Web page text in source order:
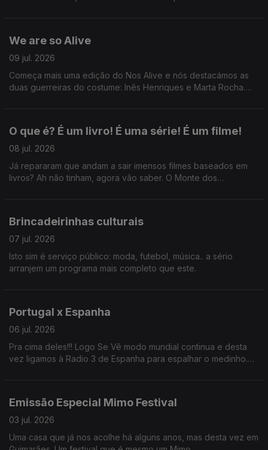
We are so Alive
09 jul. 2026
Começa mais uma edição do Nos Alive e nós destacámos as
duas guerreiras do costume: Inês Henriques e Marta Rocha.
O que é? É um livro! É uma série! É um filme!
08 jul. 2026
Já repararam que andam a sair imensos filmes baseados em
livros? Ah não tinham, agora vão saber. O Monte dos
Brincadeirinhas culturais
07 jul. 2026
Isto sim é serviço público: moda, futebol, música.. a sério
arranjem um programa mais completo que este.
Portugal x Espanha
06 jul. 2026
Pra cima deles!!! Logo Se Vê modo mundial continua e desta
vez ligamos à Radio 3 de Espanha para espalhar o medinho.
Emissão Especial Mimo Festival
03 jul. 2026
Uma casa que já nos acolhe há alguns anos, mas desta vez em